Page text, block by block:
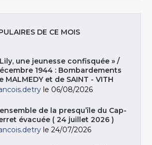
DE CE MOIS
une jeunesse confisquée » /
1944 : Bombardements
MALMEDY et de SAINT - VITH
le 06/08/2026
de la presqu’île du Cap-
évacuée ( 24 juillet 2026 )
le 24/07/2026